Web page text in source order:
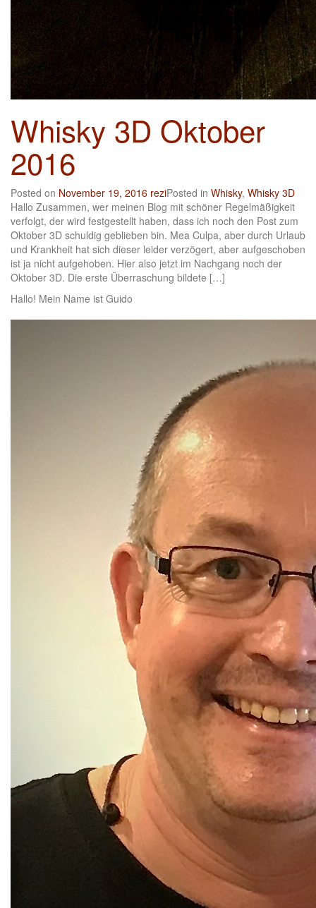
Whisky 3D Oktober
2016
Posted on November 19, 2016 reziPosted in Whisky, Whisky 3D
Hallo Zusammen, wer meinen Blog mit schöner Regelmäßigkeit
verfolgt, der wird festgestellt haben, dass ich noch den Post zum
Oktober 3D schuldig geblieben bin. Mea Culpa, aber durch Urlaub
und Krankheit hat sich dieser leider verzögert, aber aufgeschoben
ist ja nicht aufgehoben. Hier also jetzt im Nachgang noch der
Oktober 3D. Die erste Überraschung bildete […]
Hallo! Mein Name ist Guido